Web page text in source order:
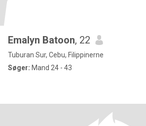
Emalyn Batoon, 22
Tuburan Sur, Cebu, Filippinerne
Søger: Mand 24 - 43